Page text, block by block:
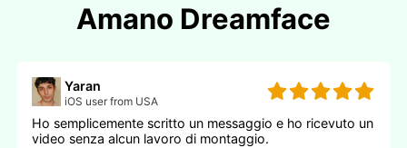
Amano Dreamface
Yaran
iOS user from USA
Ho semplicemente scritto un messaggio e ho ricevuto un
video senza alcun lavoro di montaggio.